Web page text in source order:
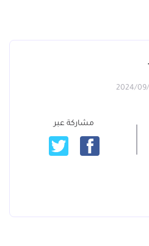
مشاركة عبر